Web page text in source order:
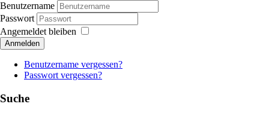
Benutzername
Passwort
Angemeldet bleiben
Anmelden
Benutzername vergessen?
Passwort vergessen?
Suche